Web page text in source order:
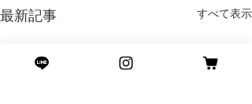
最新記事 すべて表示